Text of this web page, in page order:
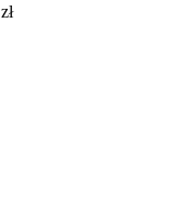
zł